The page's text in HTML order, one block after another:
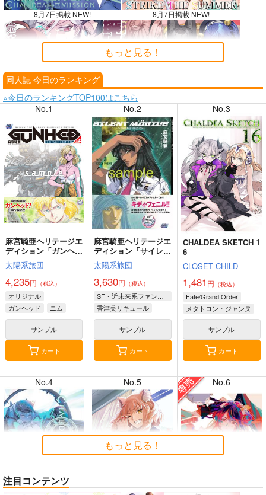
8月7日掲載 NEW! 8月7日掲載 NEW!
8月6日掲載
8月4日掲載 8月4日掲載
8月3日掲載 8月3日掲載
8月2日掲載 8月2日掲載
7月31日掲載
7月30日掲載 7月30日掲載
もっと見る！
同人誌 今日のランキング
»今日のランキングTOP100はこちら
No.1
麻宮騎亜ヘリテージエ
ディション「ガンヘッ
ド」上巻
太陽系旅団
4,235円 （税込）
オリジナル
ガンヘッド
ニム
ブルックリン
サンプル
カート
No.2
麻宮騎亜ヘリテージエ
ディション「サイレン
トメビウス」03 キデ
ィ編
太陽系旅団
3,630円 （税込）
SF・近未来系ファンタジー
香津美リキュール
キディ
サンプル
カート
No.3
CHALDEA SKETCH 1
6
CLOSET CHILD
1,481 円 （税込）
Fate/Grand Order
メタトロン・ジャンヌ
リリス
サンプル
カート
No.4 No.5 No.6
もっと見る！
注目コンテンツ